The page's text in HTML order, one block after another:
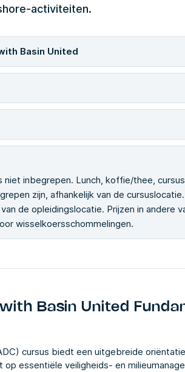
activiteiten.
Basin United
niet inbegrepen. Lunch, koffie/thee,
zijn, afhankelijk van de
de opleidingslocatie. Prijzen in andere
wisselkoersschommelingen.
Basin United
cursus biedt een uitgebreide
essentiële veiligheids- en